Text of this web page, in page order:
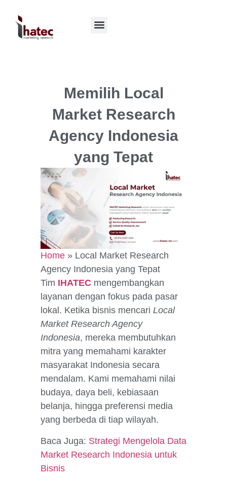
Memilih Local
Market Research
Agency Indonesia
yang Tepat
Home » Local Market Research
Agency Indonesia yang Tepat
Tim IHATEC mengembangkan
layanan dengan fokus pada pasar
lokal. Ketika bisnis mencari Local
Market Research Agency
Indonesia, mereka membutuhkan
mitra yang memahami karakter
masyarakat Indonesia secara
mendalam. Kami memahami nilai
budaya, daya beli, kebiasaan
belanja, hingga preferensi media
yang berbeda di tiap wilayah.
Baca Juga: Strategi Mengelola Data
Market Research Indonesia untuk
Bisnis